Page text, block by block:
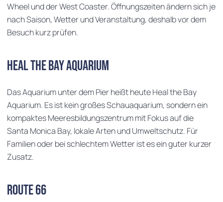
Wheel und der West Coaster. Öffnungszeiten ändern sich je
nach Saison, Wetter und Veranstaltung, deshalb vor dem
Besuch kurz prüfen.
Heal the Bay Aquarium
Das Aquarium unter dem Pier heißt heute Heal the Bay
Aquarium. Es ist kein großes Schauaquarium, sondern ein
kompaktes Meeresbildungszentrum mit Fokus auf die
Santa Monica Bay, lokale Arten und Umweltschutz. Für
Familien oder bei schlechtem Wetter ist es ein guter kurzer
Zusatz.
Route 66